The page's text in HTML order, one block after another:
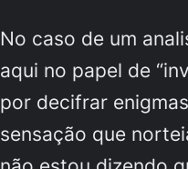
No caso de um
aqui no papel de
por decifrar
sensação que